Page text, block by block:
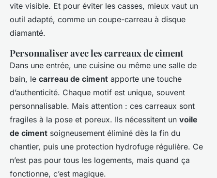
vite visible. Et pour éviter les casses, mieux vaut un
outil adapté, comme un coupe-carreau à disque
diamanté.
Personnaliser avec les carreaux de ciment
Dans une entrée, une cuisine ou même une salle de
bain, le carreau de ciment apporte une touche
d’authenticité. Chaque motif est unique, souvent
personnalisable. Mais attention : ces carreaux sont
fragiles à la pose et poreux. Ils nécessitent un voile
de ciment soigneusement éliminé dès la fin du
chantier, puis une protection hydrofuge régulière. Ce
n’est pas pour tous les logements, mais quand ça
fonctionne, c’est magique.